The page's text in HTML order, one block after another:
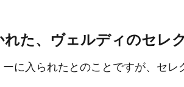
れた、ヴェルディのセレ
に入られたとのことですが、セレ